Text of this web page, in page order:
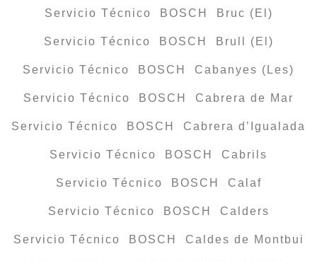
Servicio Técnico BOSCH Bruc (El)
Servicio Técnico BOSCH Brull (El)
Servicio Técnico BOSCH Cabanyes (Les)
Servicio Técnico BOSCH Cabrera de Mar
Servicio Técnico BOSCH Cabrera d’Igualada
Servicio Técnico BOSCH Cabrils
Servicio Técnico BOSCH Calaf
Servicio Técnico BOSCH Calders
Servicio Técnico BOSCH Caldes de Montbui